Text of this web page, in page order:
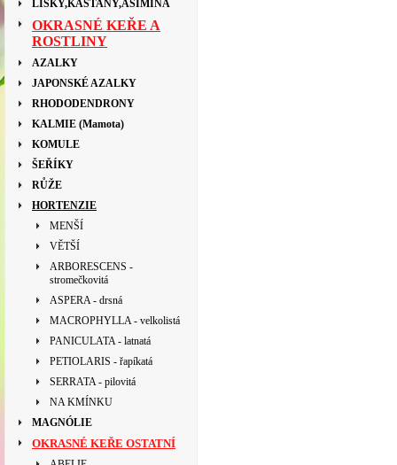
LÍSKY,KAŠTANY,ASIMINA
OKRASNÉ KEŘE A
ROSTLINY
AZALKY
JAPONSKÉ AZALKY
RHODODENDRONY
KALMIE (Mamota)
KOMULE
ŠEŘÍKY
RŮŽE
HORTENZIE
MENŠÍ
VĚTŠÍ
ARBORESCENS -
stromečkovitá
ASPERA - drsná
MACROPHYLLA - velkolistá
PANICULATA - latnatá
PETIOLARIS - řapíkatá
SERRATA - pilovitá
NA KMÍNKU
MAGNÓLIE
OKRASNÉ KEŘE OSTATNÍ